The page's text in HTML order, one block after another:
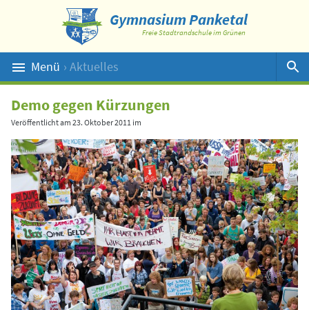
Gymnasium Panketal
Freie Stadtrandschule im Grünen
Menü › Aktuelles
Suche
Demo gegen Kürzungen
Veröffentlicht am 23. Oktober 2011 im